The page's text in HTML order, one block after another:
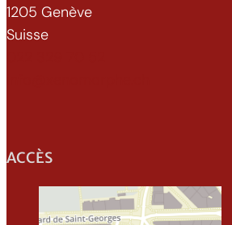
1205 Genève
Suisse
ACCÈS